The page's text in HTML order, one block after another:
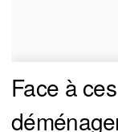
Face à